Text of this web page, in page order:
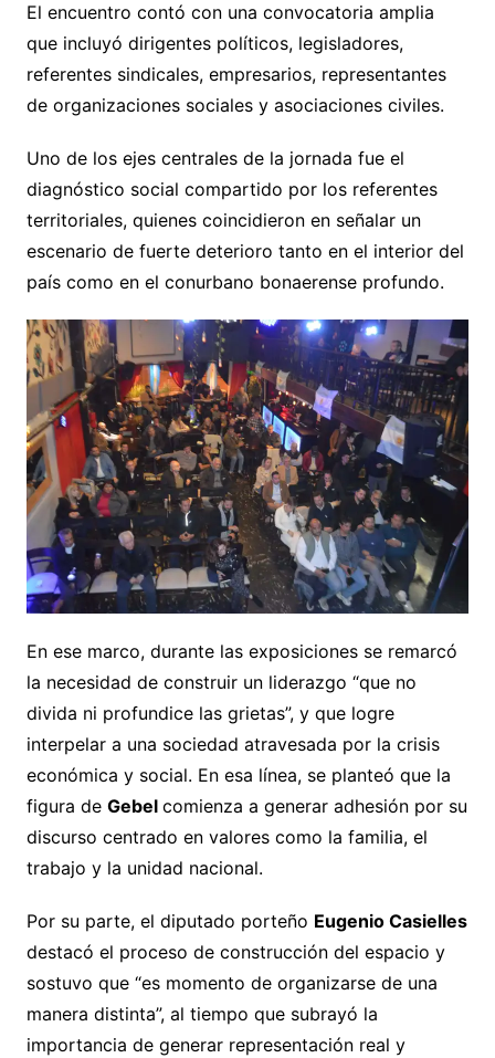
El encuentro contó con una convocatoria amplia
que incluyó dirigentes políticos, legisladores,
referentes sindicales, empresarios, representantes
de organizaciones sociales y asociaciones civiles.
Uno de los ejes centrales de la jornada fue el
diagnóstico social compartido por los referentes
territoriales, quienes coincidieron en señalar un
escenario de fuerte deterioro tanto en el interior del
país como en el conurbano bonaerense profundo.
En ese marco, durante las exposiciones se remarcó
la necesidad de construir un liderazgo “que no
divida ni profundice las grietas”, y que logre
interpelar a una sociedad atravesada por la crisis
económica y social. En esa línea, se planteó que la
figura de Gebel comienza a generar adhesión por su
discurso centrado en valores como la familia, el
trabajo y la unidad nacional.
Por su parte, el diputado porteño Eugenio Casielles
destacó el proceso de construcción del espacio y
sostuvo que “es momento de organizarse de una
manera distinta”, al tiempo que subrayó la
importancia de generar representación real y